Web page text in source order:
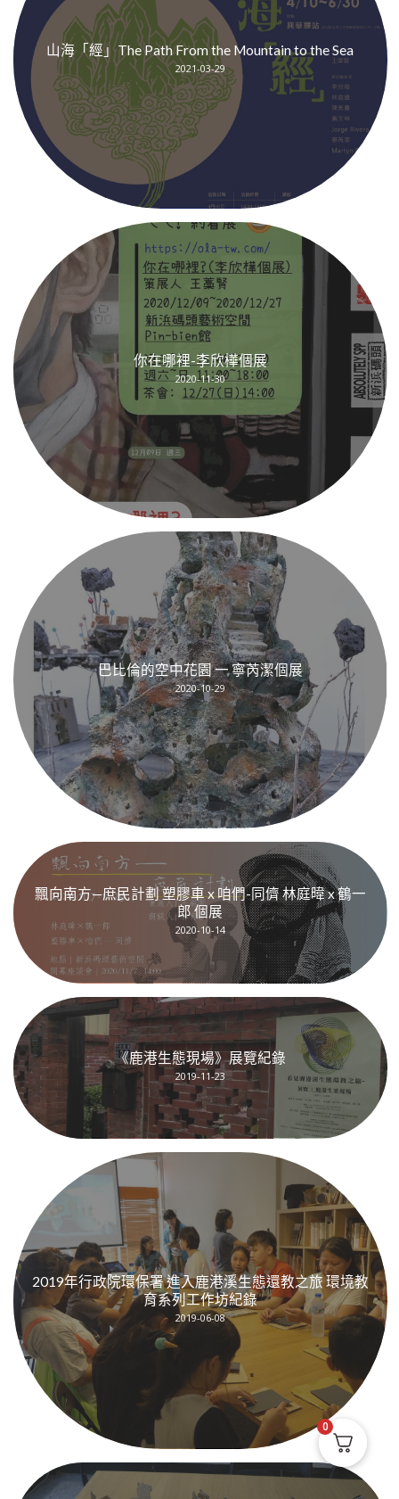
山海「經」The Path From the Mountain to the Sea
2021-03-29
你在哪裡-李欣樺個展
2020-11-30
巴比倫的空中花園 一 寧芮潔個展
2020-10-29
飄向南方—庶民計劃 塑膠車 x 咱們-同儕 林庭暐 x 鶴一
郎 個展
2020-10-14
《鹿港生態現場》展覽紀錄
2019-11-23
2019年行政院環保署 進入鹿港溪生態還教之旅 環境教
育系列工作坊紀錄
2019-06-08
0